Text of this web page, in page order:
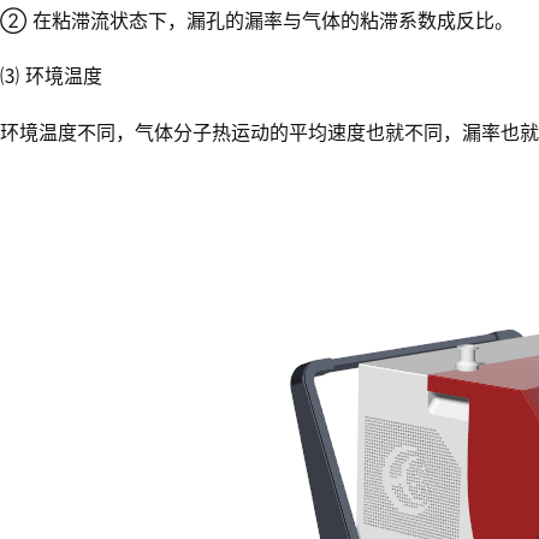
② 在粘滞流状态下，漏孔的漏率与气体的粘滞系数成反比。
⑶ 环境温度
环境温度不同，气体分子热运动的平均速度也就不同，漏率也